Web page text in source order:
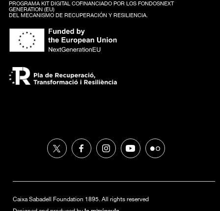
PROGRAMA KIT DIGITAL COFINANCIADO POR LOS FONDOSNEXT
GENERATION (EU)
DEL MECANISMO DE RECUPERACIÓN Y RESILIENCIA.
Caixa Sabadell Foundation 1895. All rights reserved